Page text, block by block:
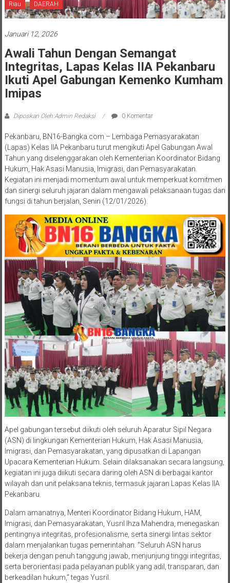
Riau DAERAH
Januari 12, 2026
Awali Tahun Dengan Semangat
Integritas, Lapas Kelas IIA Pekanbaru
Ikuti Apel Gabungan Kemenko Kumham
Imipas
Diposkan Oleh:Admin Redaksi 0 Komentar
Pekanbaru, BN16-Bangka.com – Lembaga Pemasyarakatan
(Lapas) Kelas IIA Pekanbaru turut mengikuti Apel Gabungan Awal
Tahun yang diselenggarakan oleh Kementerian Koordinator Bidang
Hukum, Hak Asasi Manusia, Imigrasi, dan Pemasyarakatan.
Kegiatan ini menjadi momentum awal untuk memperkuat komitmen
dan sinergi seluruh jajaran dalam mengawali pelaksanaan tugas dan
fungsi di tahun berjalan, Senin (12/01/2026).
Apel gabungan tersebut diikuti oleh seluruh Aparatur Sipil Negara
(ASN) di lingkungan Kementerian Hukum, Hak Asasi Manusia,
Imigrasi, dan Pemasyarakatan, yang dipusatkan di Lapangan
Upacara Kementerian Hukum. Selain dilaksanakan secara langsung,
kegiatan ini juga diikuti secara daring oleh ASN di berbagai kantor
wilayah dan unit pelaksana teknis, termasuk jajaran Lapas Kelas IIA
Pekanbaru.
Dalam amanatnya, Menteri Koordinator Bidang Hukum, HAM,
Imigrasi, dan Pemasyarakatan, Yusril Ihza Mahendra, menegaskan
pentingnya integritas, profesionalisme, serta sinergi lintas sektor
dalam menjalankan tugas pemerintahan. “Seluruh ASN harus
bekerja dengan penuh tanggung jawab, menjunjung tinggi integritas,
serta berorientasi pada pelayanan publik yang adil, transparan, dan
berkeadilan hukum,” tegas Yusril.